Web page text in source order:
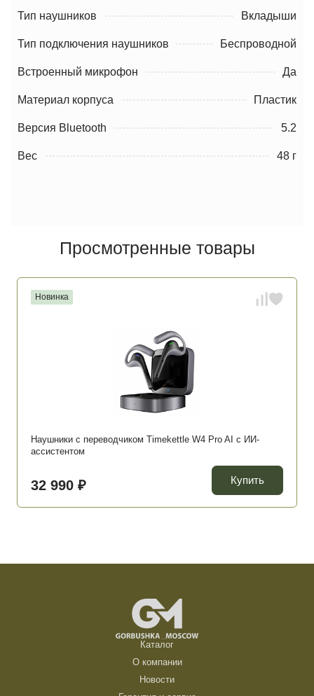
Тип наушников Вкладыши
Тип подключения наушников Беспроводной
Встроенный микрофон Да
Материал корпуса Пластик
Версия Bluetooth 5.2
Вес 48 г
Просмотренные товары
Новинка
Наушники с переводчиком Timekettle W4 Pro AI c ИИ-
ассистентом
32 990 ₽ Купить
Каталог
О компании
Новости